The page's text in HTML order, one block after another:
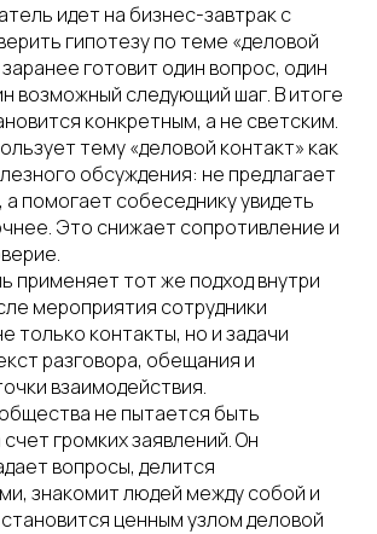
идет на бизнес-завтрак с
гипотезу по теме «деловой
готовит один вопрос, один
возможный следующий шаг. В итоге
конкретным, а не светским.
тему «деловой контакт» как
обсуждения: не предлагает
а помогает собеседнику увидеть
Это снижает сопротивление и
применяет тот же подход внутри
мероприятия сотрудники
только контакты, но и задачи
разговора, обещания и
взаимодействия.
не пытается быть
громких заявлений. Он
вопросы, делится
знакомит людей между собой и
ценным узлом деловой